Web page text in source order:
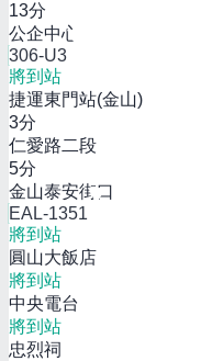
13分
公企中心
306-U3
將到站
捷運東門站(金山)
3分
仁愛路二段
5分
金山泰安街口
EAL-1351
將到站
圓山大飯店
將到站
中央電台
將到站
忠烈祠